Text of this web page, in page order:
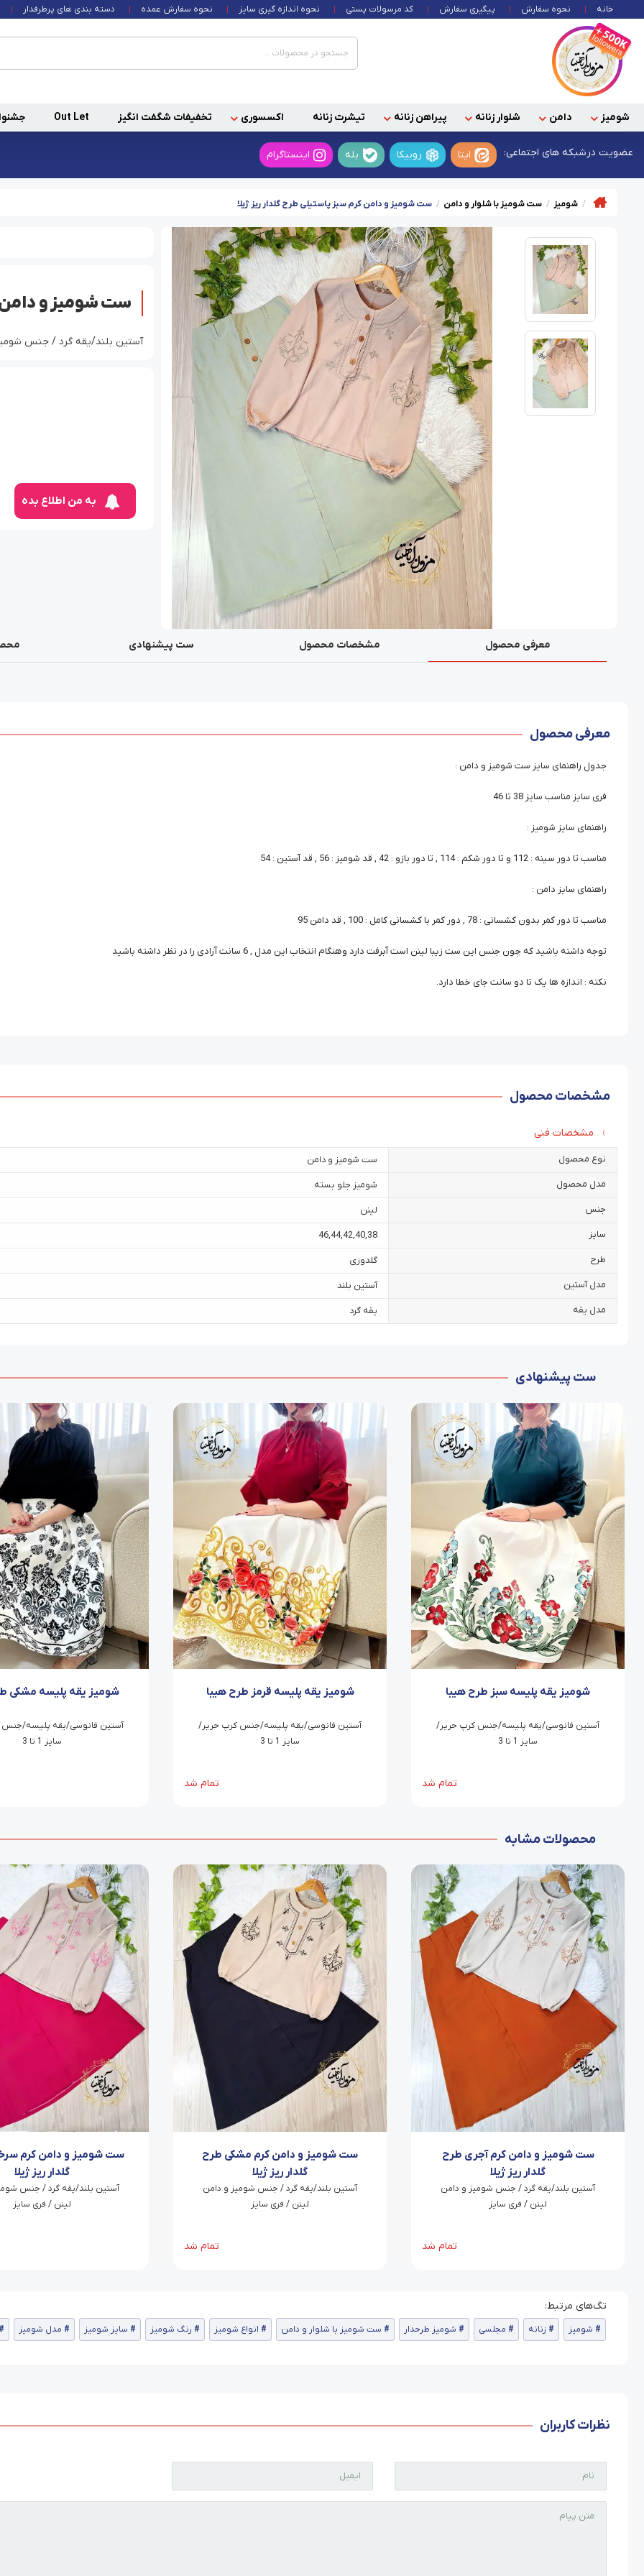
خانه نحوه سفارش پیگیری سفارش کد مرسولات پستی نحوه اندازه گیری سایز نحوه سفارش عمده دسته بندی های پرطرفدار
شومیز دامن شلوار زنانه پیراهن زنانه تیشرت زنانه اکسسوری تخفیفات شگفت انگیز Out Let
عضویت درشبکه های اجتماعی: ایتا روبیکا بله اینستاگرام
شومیز ست شومیز با شلوار و دامن ست شومیز و دامن کرم سبز پاستیلی طرح گلدار ریز ژیلا
ست شومیز و دامن
آستین بلند/یقه گرد / جنس
به من اطلاع بده
معرفی محصول مشخصات محصول ست پیشنهادی
معرفی محصول
جدول راهنمای سایز ست شومیز و دامن :
فری سایز مناسب سایز 38 تا 46
راهنمای سایز شومیز :
مناسب تا دور سینه : 112 و تا دور شکم : 114 , تا دور بازو : 42 , قد شومیز : 56 , قد آستین : 54
راهنمای سایز دامن :
مناسب تا دور کمر بدون کشسانی : 78 , دور کمر با کشسانی کامل : 100 , قد دامن 95
توجه داشته باشید که چون جنس این ست زیبا لینن است آبرفت دارد وهنگام انتخاب این مدل , 6 سانت آزادی را در نظر داشته باشید
نکته : اندازه ها یک تا دو سانت جای خطا دارد.
مشخصات محصول
مشخصات فنی
نوع محصول ست شومیز و دامن
مدل محصول شومیز جلو بسته
جنس لینن
سایز 38
,
40
,
42
,
44
,
46
طرح گلدوزی
مدل آستین آستین بلند
مدل یقه یقه گرد
ست پیشنهادی
شومیز یقه پلیسه سبز طرح هیبا
آستین فانوسی/یقه پلیسه/جنس کرپ حریر/
سایز 1 تا 3
تمام شد
شومیز یقه پلیسه قرمز طرح هیبا
آستین فانوسی/یقه پلیسه/جنس کرپ حریر/
سایز 1 تا 3
تمام شد
شومیز یقه پلیسه مشکی
آستین فانوسی/یقه پلیسه/جنس
سایز 1 تا 3
محصولات مشابه
ست شومیز و دامن کرم آجری طرح
گلدار ریز ژیلا
آستین بلند/یقه گرد / جنس شومیز و دامن
لینن / فری سایز
تمام شد
ست شومیز و دامن کرم مشکی طرح
گلدار ریز ژیلا
آستین بلند/یقه گرد / جنس شومیز و دامن
لینن / فری سایز
تمام شد
ست شومیز و دامن کرم
گلدار ریز ژیلا
آستین بلند/یقه گرد / جنس
لینن / فری سایز
شومیز زنانه مجلسی شومیز طرحدار ست شومیز با شلوار و دامن انواع شومیز رنگ شومیز سایز شومیز مدل شومیز
نظرات کاربران